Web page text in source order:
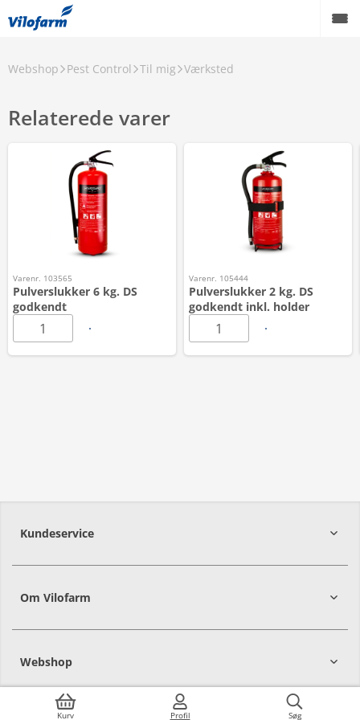
Kurv Profil Søg
Webshop Pest Control Til mig Værksted
Relaterede varer
Varenr. 103565
Pulverslukker 6 kg. DS
godkendt
Varenr. 105444
Pulverslukker 2 kg. DS
godkendt inkl. holder
Kundeservice
Om Vilofarm
Webshop